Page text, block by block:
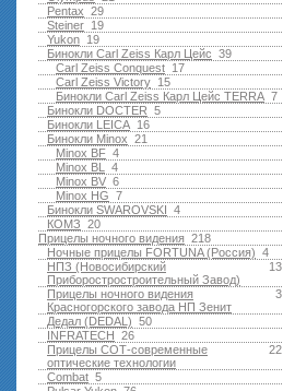
29
Pentax
19
Steiner
19
Yukon
39
Бинокли Carl Zeiss Карл Цейс
17
Carl Zeiss Conquest
15
Carl Zeiss Victory
7
Бинокли Carl Zeiss Карл Цейс TERRA
5
Бинокли DOCTER
16
Бинокли LEICA
21
Бинокли Minox
4
Minox BF
4
Minox BL
6
Minox BV
7
Minox HG
4
Бинокли SWAROVSKI
20
КОМЗ
218
Прицелы ночного видения
4
Ночные прицелы FORTUNA (Россия)
13
НПЗ (Новосибирский
Приборостростроительный Завод)
3
Прицелы ночного видения
Красногорского завода НП Зенит
50
Дедал (DEDAL)
26
INFRATECH
22
Прицелы СОТ-современные
оптические технологии
5
Combat